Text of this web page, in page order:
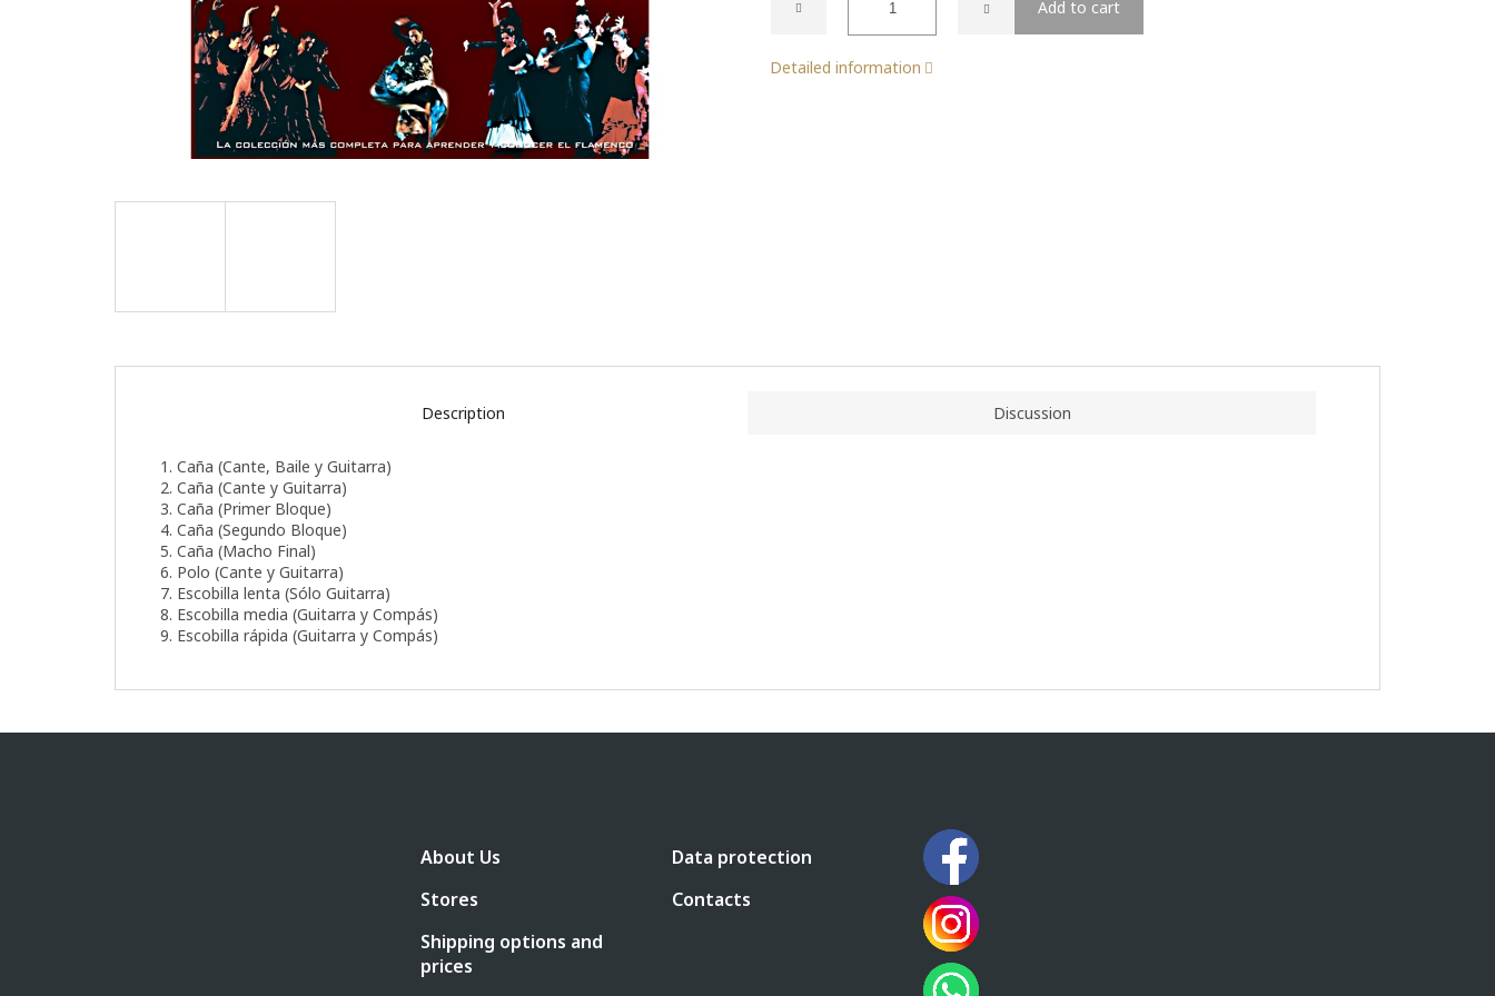
Add to cart
Detailed information
Description Discussion
1. Caña (Cante, Baile y Guitarra)
2. Caña (Cante y Guitarra)
3. Caña (Primer Bloque)
4. Caña (Segundo Bloque)
5. Caña (Macho Final)
6. Polo (Cante y Guitarra)
7. Escobilla lenta (Sólo Guitarra)
8. Escobilla media (Guitarra y Compás)
9. Escobilla rápida (Guitarra y Compás)
About Us
Stores
Shipping options and
prices
Data protection
Contacts